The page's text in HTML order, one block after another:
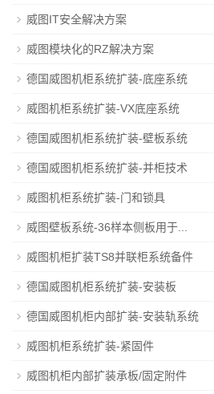
威图IT安全解决方案
威图模块化的RZ解决方案
德国威图机柜系统扩装-底座系统
威图机柜系统扩装-VX底座系统
德国威图机柜系统扩装-壁板系统
德国威图机柜系统扩装-并柜技术
威图机柜系统扩装-门和锁具
威图壁板系统-36样本侧板用于...
威图机柜扩装TS8并联柜系统备件
德国威图机柜系统扩装-安装板
德国威图机柜内部扩装-安装轨系统
威图机柜系统扩装-紧固件
威图机柜内部扩装承板/固定附件